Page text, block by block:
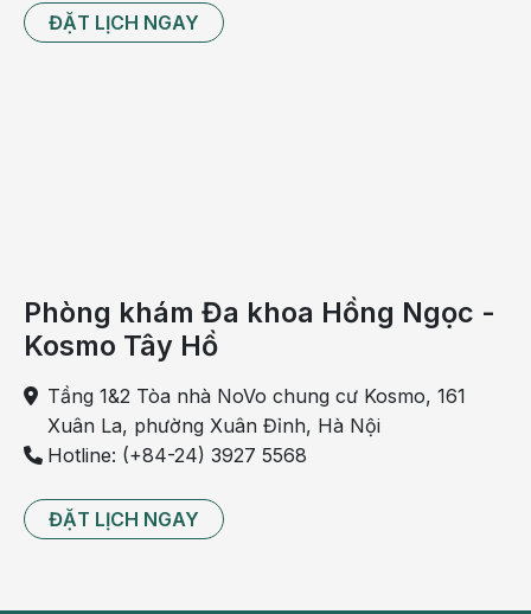
cuộc sống sinh hoạt bình thường.
ĐẶT LỊCH NGAY
Phòng khám Đa khoa Hồng Ngọc -
Kosmo Tây Hồ
Tầng 1&2 Tòa nhà NoVo chung cư Kosmo, 161
Xuân La, phường Xuân Đỉnh, Hà Nội
Hotline: (+84-24) 3927 5568
ĐẶT LỊCH NGAY